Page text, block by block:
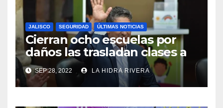
JALISCO SEGURIDAD ÚLTIMAS NOTICIAS
Cierran ocho escuelas por
daños las trasladan clases a
sedes alternas.
SEP 28, 2022 LA HIDRA RIVERA